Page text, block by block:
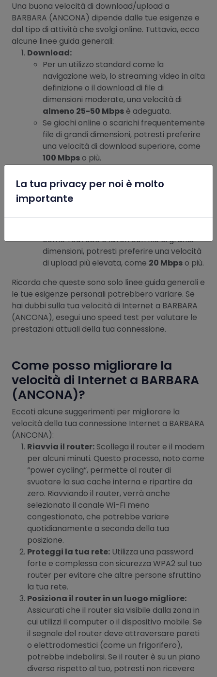
Una buona velocità di download/upload a
BARBARA (ANCONA) dipende dalle tue esigenze e
dal tipo di attività che svolgi online. Tuttavia, ecco
alcune linee guida generali:
Download:
Per un utilizzo standard come la
navigazione web, lo streaming video in alta
definizione o il download di file di
dimensioni moderate, una velocità di
almeno 25-50 Mbpsè adeguata.
Se giochi online o scarichi frequentemente
file di grandi dimensioni, potresti preferire
una velocità di download superiore, come
100 Mbpso più.
Per l’invio di e-mail, la condivisione di foto
sui social media o l’utilizzo di servizi di cloud
storage, una velocità di
Mbpsè sufficiente.
come YouTube o lavori con file di grandi
dimensioni, potresti preferire una velocità
di upload più elevata, come 20 Mbpso più.
Ricorda che queste sono solo linee guida generali e
le tue esigenze personali potrebbero variare. Se
hai dubbi sulla tua velocità di Internet a BARBARA
(ANCONA), esegui uno speed test per valutare le
prestazioni attuali della tua connessione.
Come posso migliorare la
velocità di Internet a BARBARA
(ANCONA)?
Eccoti alcune suggerimenti per migliorare la
velocità della tua connessione Internet a BARBARA
(ANCONA):
Riavvia il router: Scollega il router e il modem
per alcuni minuti. Questo processo, noto come
“power cycling”, permette al router di
svuotare la sua cache interna e ripartire da
zero. Riavviando il router, verrà anche
selezionato il canale Wi-Fi meno
congestionato, che potrebbe variare
quotidianamente a seconda della tua
posizione.
Proteggi la tua rete: Utilizza una password
forte e complessa con sicurezza WPA2 sul tuo
router per evitare che altre persone sfruttino
la tua rete.
Posiziona il router in un luogo migliore:
Assicurati che il router sia visibile dalla zona in
cui utilizzi il computer o il dispositivo mobile. Se
il segnale del router deve attraversare pareti
o elettrodomestici (come un frigorifero),
potrebbe indebolirsi. Se il router è su un piano
diverso rispetto al tuo, potresti non ricevere
La tua privacy per noi è molto
importante